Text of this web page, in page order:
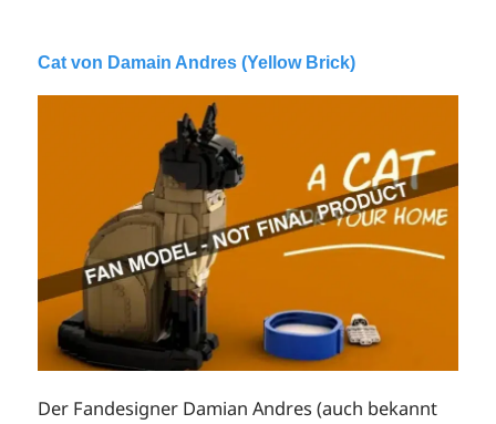
Cat von Damain Andres (Yellow Brick)
Der Fandesigner Damian Andres (auch bekannt